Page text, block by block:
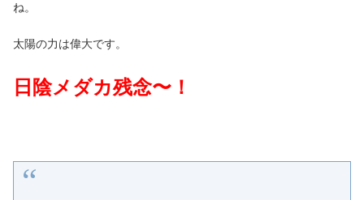
ね。
太陽の力は偉大です。
日陰メダカ残念〜！